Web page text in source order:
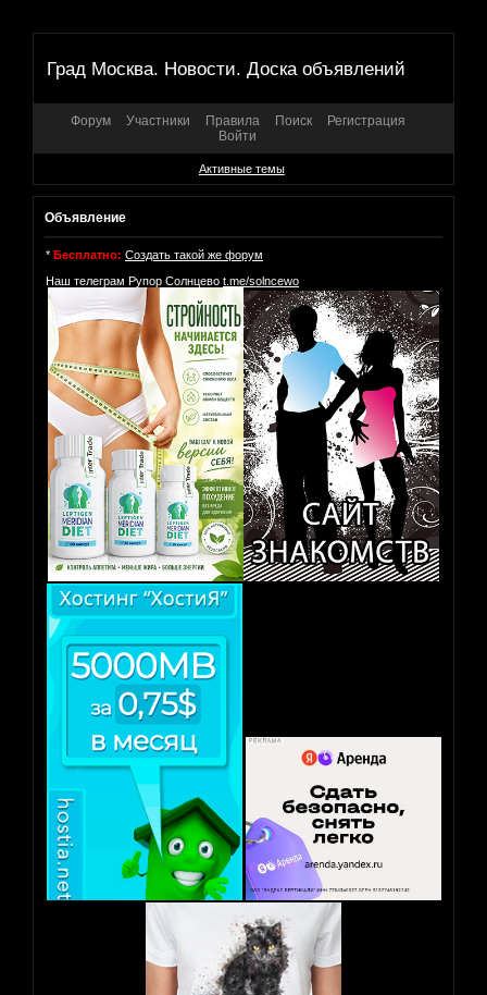
Град Москва. Новости. Доска объявлений
Форум Участники Правила Поиск
Регистрация
Войти
Активные темы
Объявление
* Бесплатно: Создать такой же форум
Наш телеграм Рупор Солнцево t.me/solncewo